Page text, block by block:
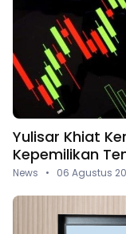
Yulisar Khiat
Kepemilikan
News • 06 Agustus